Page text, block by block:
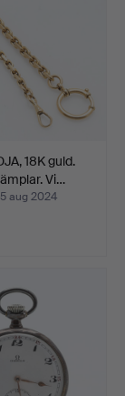
18K guld.
Vi…
aug 2024